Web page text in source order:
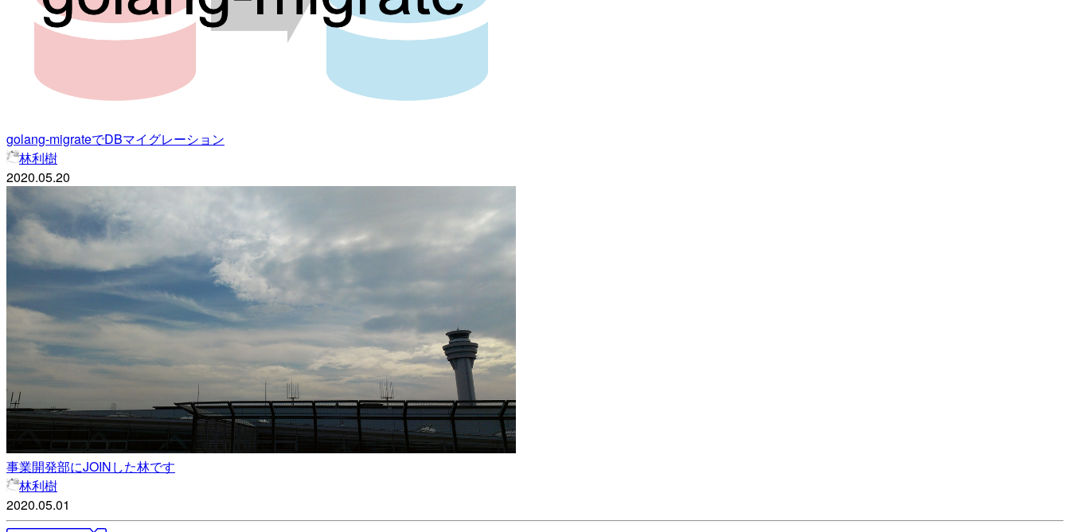
golang-migrateでDBマイグレーション
林利樹
2020.05.20
事業開発部にJOINした林です
林利樹
2020.05.01